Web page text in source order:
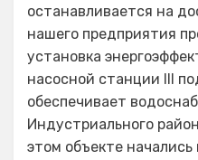
останавливается на
нашего предприятия
установка
насосной станции III
обеспечивает
Индустриального
этом объекте начались